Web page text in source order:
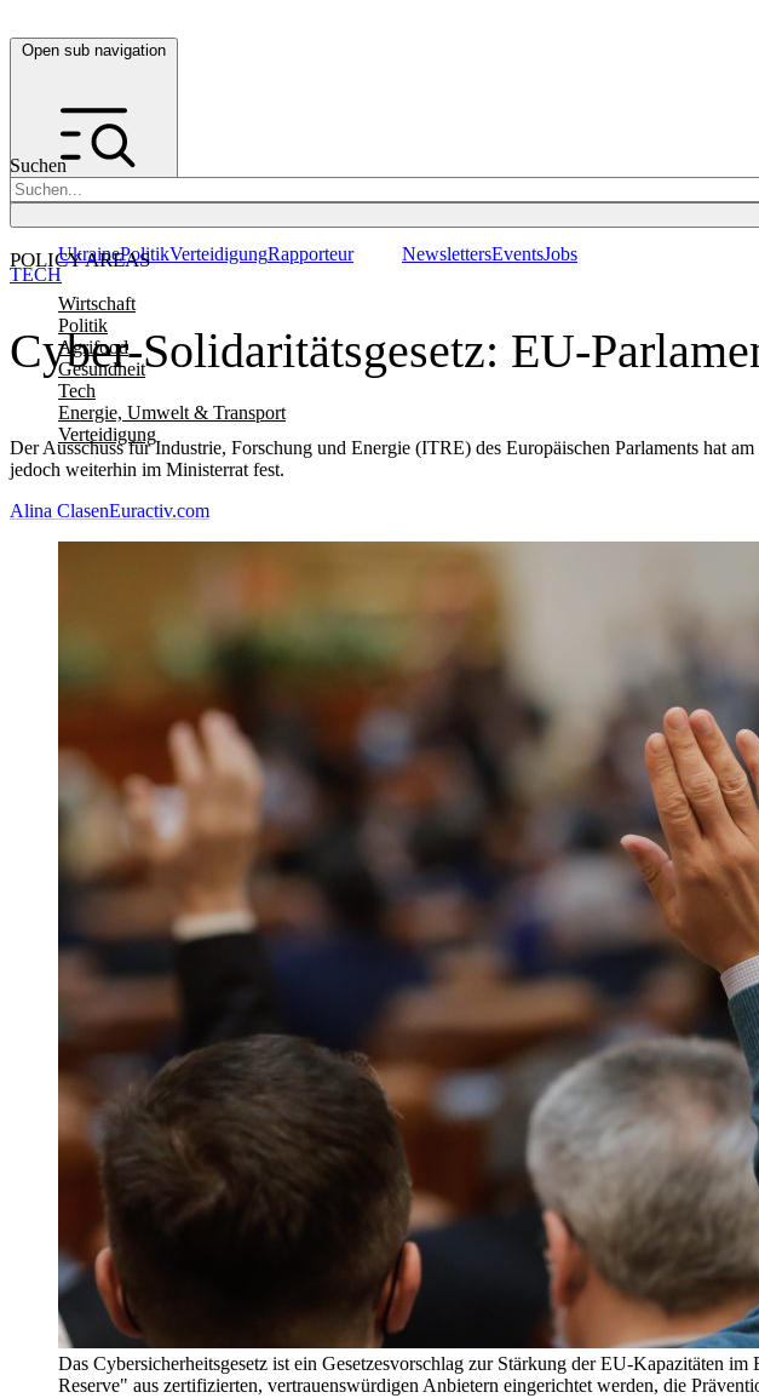
Open sub navigation
Suchen
POLICY AREAS
Wirtschaft
Politik
Agrifood
Gesundheit
Tech
Energie, Umwelt & Transport
Verteidigung
UkrainePolitikVerteidigungRapporteur NewslettersEventsJobs
Cyber-Solidaritätsgesetz: EU-
Der Ausschuss für Industrie, Forschung und Energie (ITRE) des Europäischen Parlaments hat
jedoch weiterhin im Ministerrat fest.
TECH
Alina ClasenEuractiv.com
Das Cybersicherheitsgesetz ist ein Gesetzesvorschlag zur Stärkung der EU-Kapazitäten
Reserve" aus zertifizierten, vertrauenswürdigen Anbietern eingerichtet werden, die